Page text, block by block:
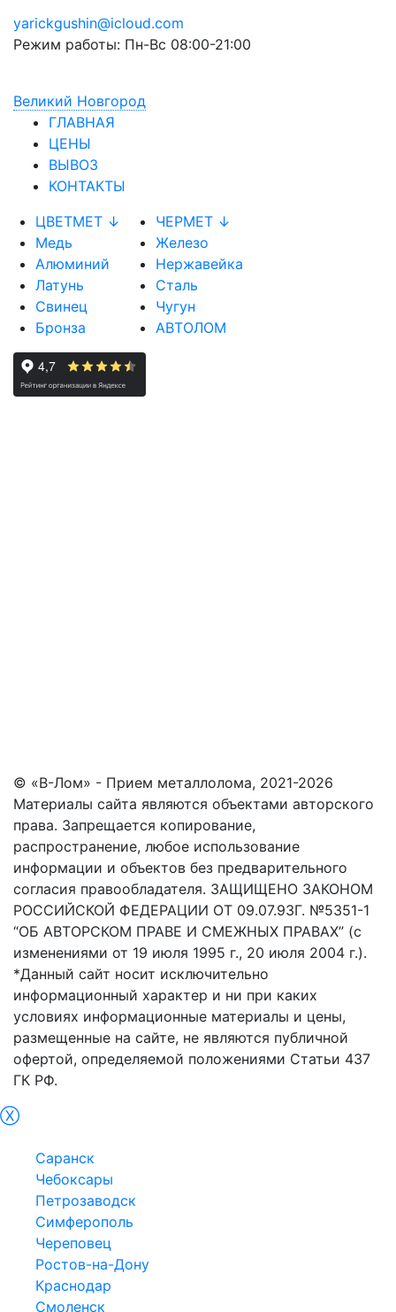
yarickgushin@icloud.com
Режим работы: Пн-Вс 08:00-21:00
Великий Новгород
ГЛАВНАЯ
ЦЕНЫ
ВЫВОЗ
КОНТАКТЫ
ЦВЕТМЕТ ↓
Медь
Алюминий
Латунь
Свинец
Бронза
ЧЕРМЕТ ↓
Железо
Нержавейка
Сталь
Чугун
АВТОЛОМ
© «В-Лом» - Прием металлолома, 2021-2026
Материалы сайта являются объектами авторского
права. Запрещается копирование,
распространение, любое использование
информации и объектов без предварительного
согласия правообладателя. ЗАЩИЩЕНО ЗАКОНОМ
РОССИЙСКОЙ ФЕДЕРАЦИИ ОТ 09.07.93Г. №5351-1
“ОБ АВТОРСКОМ ПРАВЕ И СМЕЖНЫХ ПРАВАХ” (с
изменениями от 19 июля 1995 г., 20 июля 2004 г.).
*Данный сайт носит исключительно
информационный характер и ни при каких
условиях информационные материалы и цены,
размещенные на сайте, не являются публичной
офертой, определяемой положениями Статьи 437
ГК РФ.
Ⓧ
Саранск
Чебоксары
Петрозаводск
Симферополь
Череповец
Ростов-на-Дону
Краснодар
Смоленск